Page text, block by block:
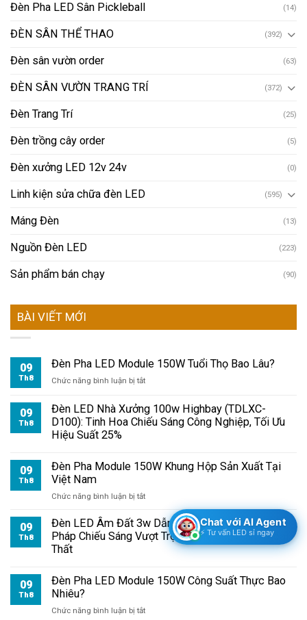
Đèn Pha LED Sân Pickleball (14)
ĐÈN SÂN THỂ THAO (392)
Đèn sân vườn order (63)
ĐÈN SÂN VƯỜN TRANG TRÍ (372)
Đèn Trang Trí (25)
Đèn trồng cây order (5)
Đèn xưởng LED 12v 24v (0)
Linh kiện sửa chữa đèn LED (595)
Máng Đèn (13)
Nguồn Đèn LED (223)
Sản phẩm bán chạy (90)
BÀI VIẾT MỚI
09
Th8
Đèn Pha LED Module 150W Tuổi Thọ Bao Lâu?
Chức năng bình luận bị tắtở
Pha
LED
Module
Thọ
09
Th8
Đèn LED Nhà Xưởng 100w Highbay (TDLXC-
D100): Tinh Hoa Chiếu Sáng Công Nghiệp, Tối Ưu
Hiệu Suất 25%
09
Th8
Đèn Pha Module 150W Khung Hộp Sản Xuất Tại
Việt Nam
Chức năng bình luận bị tắtở
Pha
Module
150W
Sản
09
Th8
Đèn LED Âm Đất 3w Dẫn Lỗi (TDL-ADDL3): Giải
Pháp Chiếu Sáng Vượt Trội Cho Không Gian Ngoại
Thất
09
Th8
Đèn Pha LED Module 150W Công Suất Thực Bao
Nhiêu?
Chức năng bình luận bị tắtở
Chat với AI Agent
⚡ Tư vấn LED sỉ ngay